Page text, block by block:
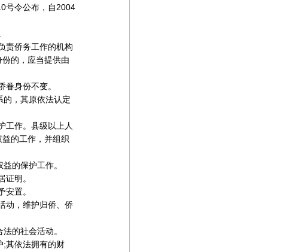
号令公布，自2004
责侨务工作的机构
的，应当提供由
身份不变。
，其原依法认定
工作。县级以上人
的工作，并组织
的保护工作。
明。
置。
动，维护归侨、侨
的社会活动。
其依法拥有的财